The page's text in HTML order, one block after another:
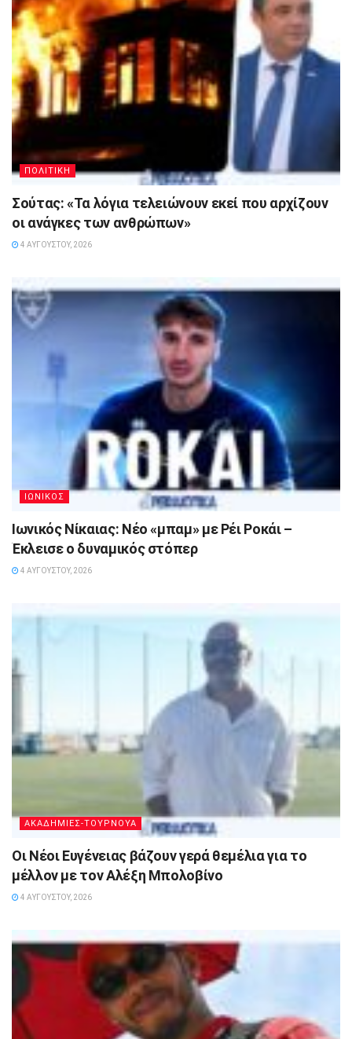
ΠΟΛΙΤΙΚΗ
Σούτας: «Τα λόγια τελειώνουν εκεί που αρχίζουν
οι ανάγκες των ανθρώπων»
4 ΑΥΓΟΎΣΤΟΥ, 2026
ΙΩΝΙΚΟΣ
Ιωνικός Νίκαιας: Νέο «μπαμ» με Ρέι Ροκάι –
Έκλεισε ο δυναμικός στόπερ
4 ΑΥΓΟΎΣΤΟΥ, 2026
ΑΚΑΔΗΜΙΕΣ-ΤΟΥΡΝΟΥΑ
Οι Νέοι Ευγένειας βάζουν γερά θεμέλια για το
μέλλον με τον Αλέξη Μπολοβίνο
4 ΑΥΓΟΎΣΤΟΥ, 2026